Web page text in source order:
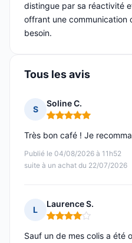
distingue par sa réactivité
offrant une communication
besoin.
Tous les avis
S
Soline C.
Note : 5 sur 5
Publié le 04/08/2026 à 11h52
suite à un achat du 22/07/2026
Très bon café ! Je
L
Laurence S.
Note : 4 sur 5
Sauf un de mes colis a été